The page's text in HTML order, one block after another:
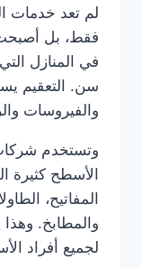
لم تعد خدمات
فقط، بل
في المنازل
سن. التعقيم
والفيروسات
وتستخدم
الأسطح كثيرة
المفاتيح،
والمطابخ.
لجميع أفراد